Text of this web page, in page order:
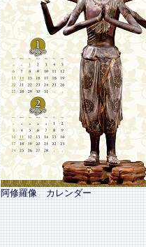
阿修羅像 カレンダー